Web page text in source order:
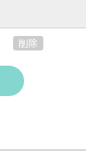
削除